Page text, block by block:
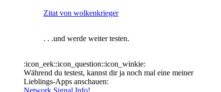
Zitat von wolkenkrieger
. . .und werde weiter testen.
:icon_eek::icon_question::icon_winkie:
Während du testest, kannst dir ja noch mal eine meiner
Lieblings-Apps anschauen:
Network Signal Info!